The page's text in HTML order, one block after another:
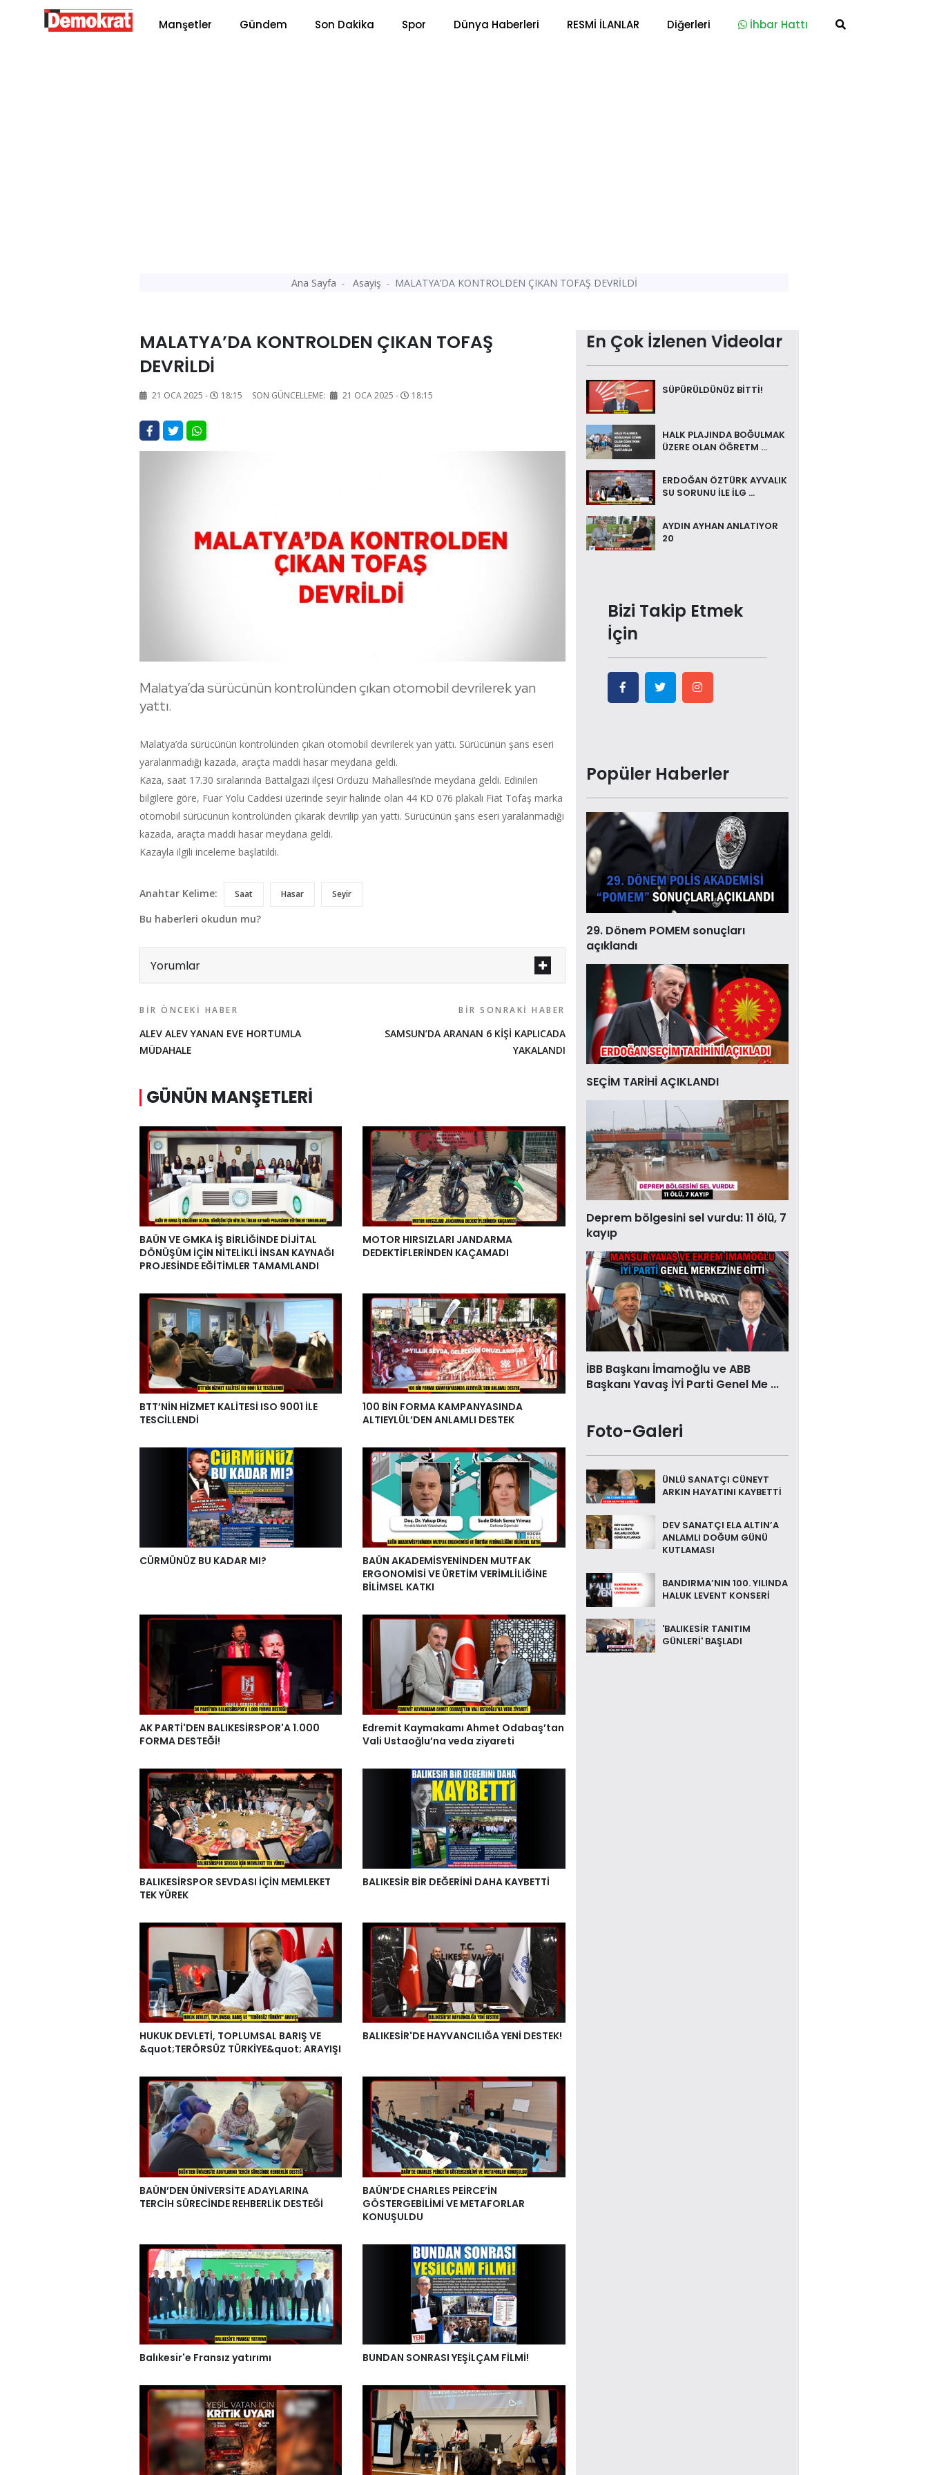
Manşetler Gündem Son Dakika Spor Dünya Haberleri RESMİ İLANLAR Diğerleri İhbar Hattı
Ana Sayfa Asayiş MALATYA’DA KONTROLDEN ÇIKAN TOFAŞ DEVRİLDİ
MALATYA’DA KONTROLDEN ÇIKAN TOFAŞ
DEVRİLDİ
21 OCA 2025 - 18:15 SON GÜNCELLEME: 21 OCA 2025 - 18:15
Malatya’da sürücünün kontrolünden çıkan otomobil devrilerek yan
yattı.
Malatya’da sürücünün kontrolünden çıkan otomobil devrilerek yan yattı. Sürücünün şans eseri
yaralanmadığı kazada, araçta maddi hasar meydana geldi.
Kaza, saat 17.30 sıralarında Battalgazi ilçesi Orduzu Mahallesi’nde meydana geldi. Edinilen
bilgilere göre, Fuar Yolu Caddesi üzerinde seyir halinde olan 44 KD 076 plakalı Fiat Tofaş marka
otomobil sürücünün kontrolünden çıkarak devrilip yan yattı. Sürücünün şans eseri yaralanmadığı
kazada, araçta maddi hasar meydana geldi.
Kazayla ilgili inceleme başlatıldı.
Anahtar Kelime: Saat Hasar Seyir
Bu haberleri okudun mu?
Yorumlar
BIR ÖNCEKI HABER
ALEV ALEV YANAN EVE HORTUMLA
MÜDAHALE
BIR SONRAKI HABER
SAMSUN’DA ARANAN 6 KİŞİ KAPLICADA
YAKALANDI
GÜNÜN MANŞETLERI
BAÜN VE GMKA İŞ BİRLİĞİNDE DİJİTAL
DÖNÜŞÜM İÇİN NİTELİKLİ İNSAN KAYNAĞI
PROJESİNDE EĞİTİMLER TAMAMLANDI
MOTOR HIRSIZLARI JANDARMA
DEDEKTİFLERİNDEN KAÇAMADI
BTT’NİN HİZMET KALİTESİ ISO 9001 İLE
TESCİLLENDİ
100 BİN FORMA KAMPANYASINDA
ALTIEYLÜL’DEN ANLAMLI DESTEK
CÜRMÜNÜZ BU KADAR MI?
BAÜN AKADEMİSYENİNDEN MUTFAK
ERGONOMİSİ VE ÜRETİM VERİMLİLİĞİNE
BİLİMSEL KATKI
AK PARTİ'DEN BALIKESİRSPOR'A 1.000
FORMA DESTEĞİ!
Edremit Kaymakamı Ahmet Odabaş’tan
Vali Ustaoğlu’na veda ziyareti
BALIKESİRSPOR SEVDASI İÇİN MEMLEKET
TEK YÜREK
BALIKESİR BİR DEĞERİNİ DAHA KAYBETTİ
HUKUK DEVLETİ, TOPLUMSAL BARIŞ VE
&quot;TERÖRSÜZ TÜRKİYE&quot; ARAYIŞI
BALIKESİR'DE HAYVANCILIĞA YENİ DESTEK!
BAÜN’DEN ÜNİVERSİTE ADAYLARINA
TERCİH SÜRECİNDE REHBERLİK DESTEĞİ
BAÜN’DE CHARLES PEİRCE’İN
GÖSTERGEBİLİMİ VE METAFORLAR
KONUŞULDU
Balıkesir'e Fransız yatırımı BUNDAN SONRASI YEŞİLÇAM FİLMİ!
En Çok İzlenen Videolar
SÜPÜRÜLDÜNÜZ BİTTİ!
HALK PLAJINDA BOĞULMAK
ÜZERE OLAN ÖĞRETM ...
ERDOĞAN ÖZTÜRK AYVALIK
SU SORUNU İLE İLG ...
AYDIN AYHAN ANLATIYOR
20
Bizi Takip Etmek
İçin
Popüler Haberler
29. Dönem POMEM sonuçları
açıklandı
SEÇİM TARİHİ AÇIKLANDI
Deprem bölgesini sel vurdu: 11 ölü, 7
kayıp
İBB Başkanı İmamoğlu ve ABB
Başkanı Yavaş İYİ Parti Genel Me ...
Foto-Galeri
ÜNLÜ SANATÇI CÜNEYT
ARKIN HAYATINI KAYBETTİ
DEV SANATÇI ELA ALTIN’A
ANLAMLI DOĞUM GÜNÜ
KUTLAMASI
BANDIRMA’NIN 100. YILINDA
HALUK LEVENT KONSERİ
'BALIKESİR TANITIM
GÜNLERİ' BAŞLADI